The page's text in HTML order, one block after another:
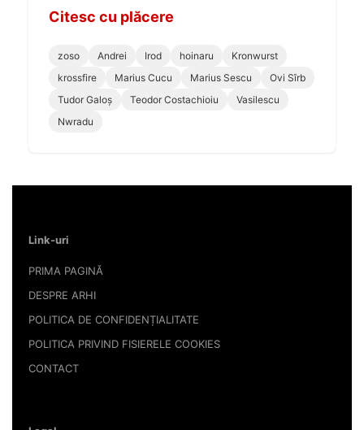
Citesc cu plăcere
zoso Andrei Irod hoinaru
Kronwurst
krossfire
Marius Cucu Marius Sescu
Ovi Sîrb
Tudor Galoș
Teodor Costachioiu
Vasilescu
Nwradu
Link-uri
PRIMA PAGINĂ
DESPRE ARHI
POLITICA DE CONFIDENȚIALITATE
POLITICA PRIVIND FISIERELE COOKIES
CONTACT